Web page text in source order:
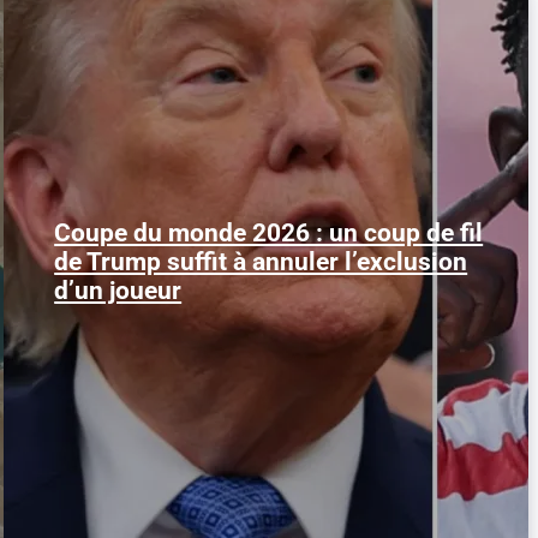
Coupe du monde 2026 : un coup de fil
de Trump suffit à annuler l’exclusion
d’un joueur
Le 1er juillet 2026, l'attaquant américain
Folarin Balogun recevait un carton rouge
parfaitement...